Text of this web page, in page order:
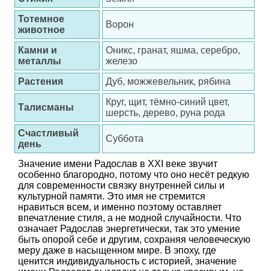
Тотемное
животное
Ворон
Камни и
металлы
Оникс, гранат, яшма, серебро,
железо
Растения
Дуб, можжевельник, рябина
Талисманы
Круг, щит, тёмно-синий цвет,
шерсть, дерево, руна рода
Счастливый
день
Суббота
Значение имени Радослав в XXI веке звучит
особенно благородно, потому что оно несёт редкую
для современности связку внутренней силы и
культурной памяти. Это имя не стремится
нравиться всем, и именно поэтому оставляет
впечатление стиля, а не модной случайности. Что
означает Радослав энергетически, так это умение
быть опорой себе и другим, сохраняя человеческую
меру даже в насыщенном мире. В эпоху, где
ценится индивидуальность с историей, значение